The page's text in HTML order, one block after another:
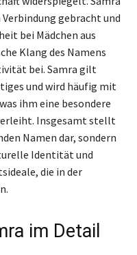
gebracht und
bei Mädchen aus
Klang des Namens
bei. Samra gilt
und wird häufig mit
ihm eine besondere
Insgesamt stellt
Namen dar, sondern
Identität und
die in der
im Detail